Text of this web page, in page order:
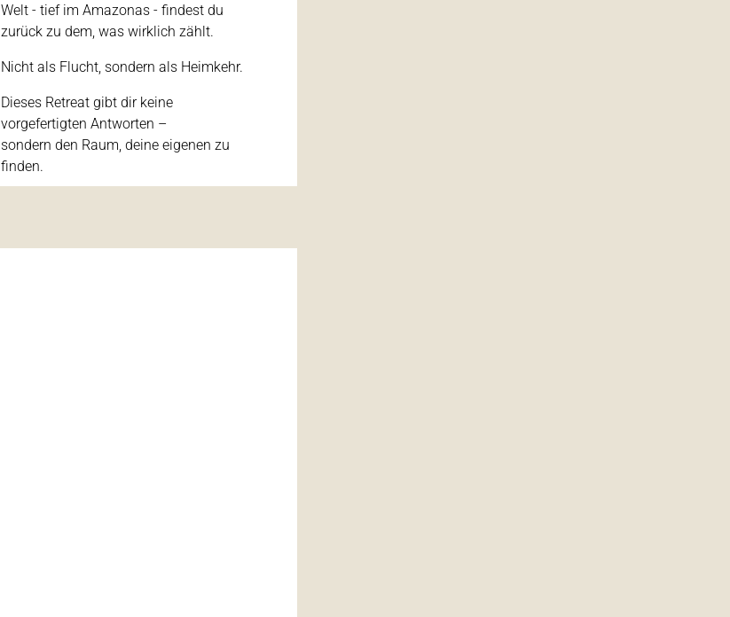
Welt - tief im Amazonas - findest du
zurück zu dem, was wirklich zählt.
Nicht als Flucht, sondern als Heimkehr.
Dieses Retreat gibt dir keine
vorgefertigten Antworten –
sondern den Raum, deine eigenen zu
finden.